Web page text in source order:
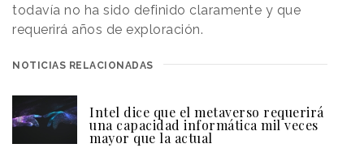
todavía no ha sido definido claramente y que
requerirá años de exploración.
NOTICIAS RELACIONADAS
Intel dice que el metaverso requerirá
una capacidad informática mil veces
mayor que la actual